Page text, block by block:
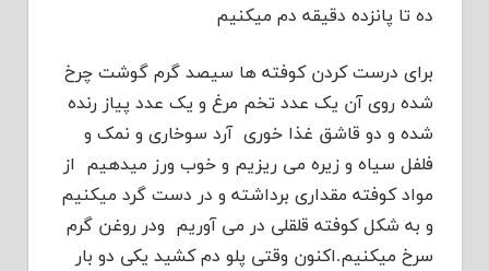
ده تا پانزده دقیقه دم میکنیم
برای درست کردن کوفته ها سیصد گرم گوشت چرخ
شده روی آن یک عدد تخم مرغ و یک عدد پیاز رنده
شده و دو قاشق غذا خوری آرد سوخاری و نمک و
فلفل سیاه و زیره می ریزیم و خوب ورز میدهیم از
مواد کوفته مقداری برداشته و در دست گرد میکنیم
و به شکل کوفته قلقلی در می آوریم ودر روغن گرم
سرخ میکنیم.اکنون وقتی پلو دم کشید یکی دو بار